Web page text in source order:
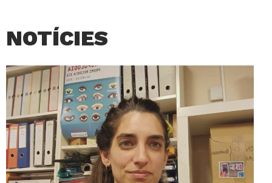
NOTÍCIES